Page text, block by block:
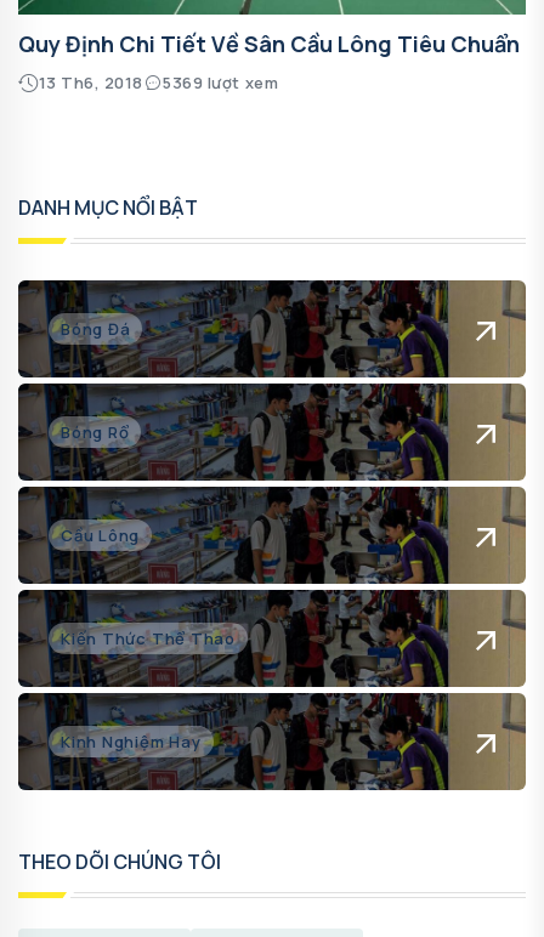
Quy Định Chi Tiết Về Sân Cầu Lông Tiêu Chuẩn
13 Th6, 2018 5369 lượt xem
DANH MỤC NỔI BẬT
Bóng Đá
Bóng Rổ
Cầu Lông
Kiến Thức Thể Thao
Kinh Nghiệm Hay
THEO DÕI CHÚNG TÔI